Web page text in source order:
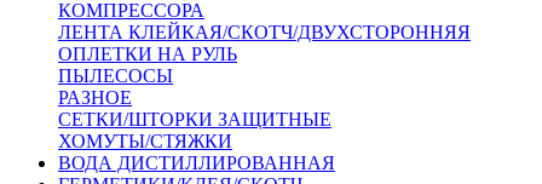
КОМПРЕССОРА
ЛЕНТА КЛЕЙКАЯ/СКОТЧ/ДВУХСТОРОННЯЯ
ОПЛЕТКИ НА РУЛЬ
ПЫЛЕСОСЫ
РАЗНОЕ
СЕТКИ/ШТОРКИ ЗАЩИТНЫЕ
ХОМУТЫ/СТЯЖКИ
ВОДА ДИСТИЛЛИРОВАННАЯ